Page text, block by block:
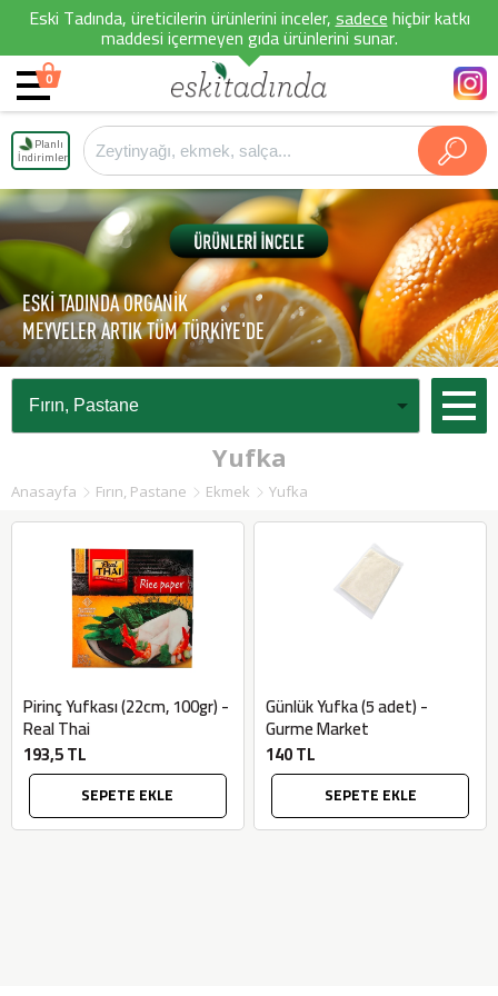
Eski Tadında, üreticilerin ürünlerini inceler,sadecehiçbir katkı
maddesi içermeyen gıda ürünlerini sunar.
0
Planlı
İndirimler
ESKİ TADINDA ORGANİK
MEYVELER ARTIK TÜM TÜRKİYE'DE
Yufka
Anasayfa Fırın, Pastane Ekmek Yufka
Pirinç Yufkası (22cm, 100gr) -
Real Thai
193,5 TL
SEPETE EKLE
Günlük Yufka (5 adet) -
Gurme Market
140 TL
SEPETE EKLE